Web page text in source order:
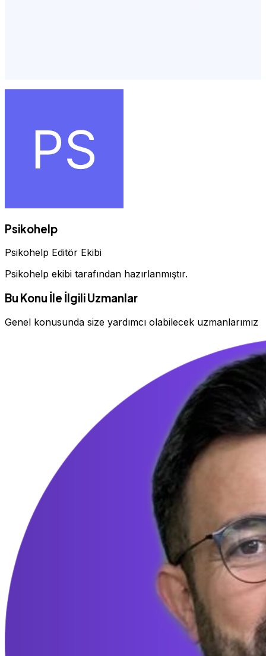
Psikohelp
Psikohelp Editör Ekibi
Psikohelp ekibi tarafından hazırlanmıştır.
Bu Konu İle İlgili Uzmanlar
Genel konusunda size yardımcı olabilecek uzmanlarımız